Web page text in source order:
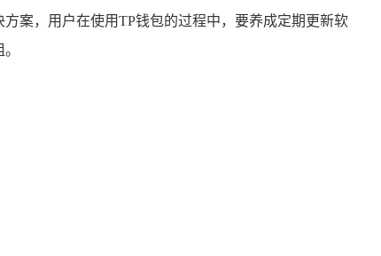
案，用户在使用TP钱包的过程中，要养成定期更新软